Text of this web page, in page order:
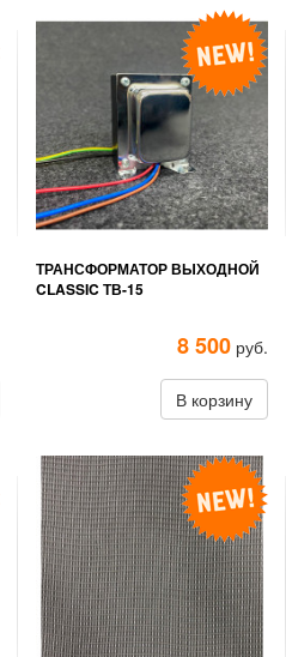
ТРАНСФОРМАТОР ВЫХОДНОЙ
CLASSIC ТВ-15
8 500 руб.
В корзину